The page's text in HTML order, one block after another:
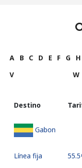
A B C D E F G H
V
W
Destino
Gabon
Línea fija